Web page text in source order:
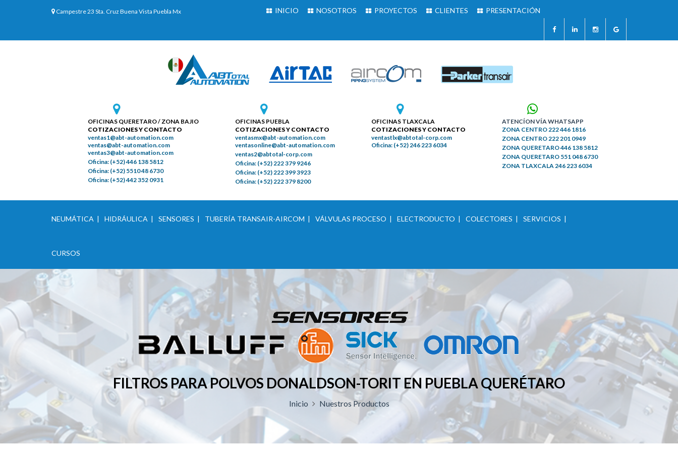
Campestre 23 Sta. Cruz Buena Vista Puebla Mx INICIO NOSOTROS PROYECTOS CLIENTES PRESENTACIÓN
OFICINAS QUERETARO / ZONA BAJIO
COTIZACIONES Y CONTACTO
ventas1@abt-automation.com
ventas@abt-automation.com
ventas3@abt-automation.com
Oficina: (+52) 446 138 5812
Oficina: (+52) 5510 48 6730
Oficina: (+52) 442 352 0931
OFICINAS PUEBLA
COTIZACIONES Y CONTACTO
ventasmx@abt-automation.com
ventasonline@abt-automation.com
ventas2@abtotal-corp.com
Oficina: (+52) 222 379 9246
Oficina: (+52) 222 399 3923
Oficina: (+52) 222 379 8200
OFICINAS TLAXCALA
COTIZACIONES Y CONTACTO
ventastlx@abtotal-corp.com
Oficina: (+52) 246 223 6034
ATENCÍON VÍA WHATSAPP
ZONA CENTRO222 446 1816
ZONA CENTRO222 201 0949
ZONA QUERETARO446 138 5812
ZONA QUERETARO 551 048 6730
ZONA TLAXCALA246 223 6034
NEUMÁTICA | HIDRÁULICA | SENSORES | TUBERÍA TRANSAIR-AIRCOM | VÁLVULAS PROCESO | ELECTRODUCTO | COLECTORES | SERVICIOS |
CURSOS
FILTROS PARA POLVOS DONALDSON-TORIT EN PUEBLA QUERÉTARO
Inicio Nuestros Productos